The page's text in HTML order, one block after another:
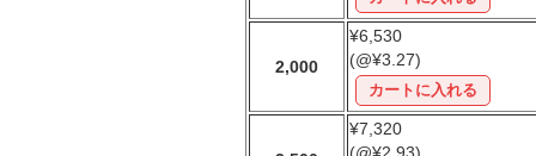
2,000
¥6,530
(@¥3.27)
¥7,320
(@¥2.93)